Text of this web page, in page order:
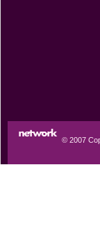
© 2007